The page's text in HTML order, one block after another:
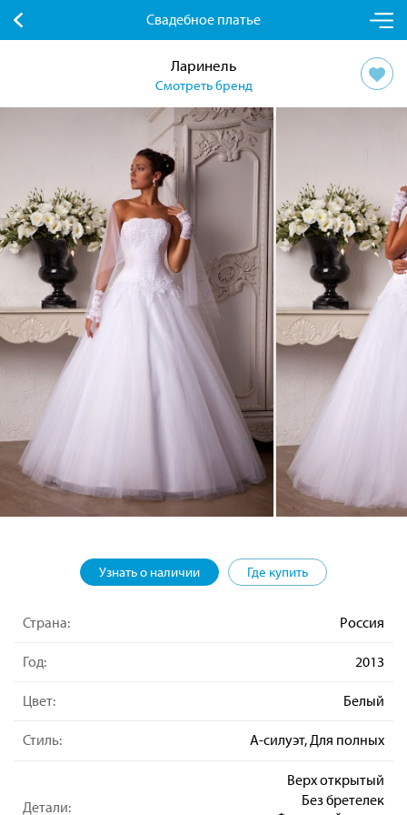
Свадебное платье
Ларинель
Смотреть бренд
Узнать о наличии Где купить
Страна: Россия
Год: 2013
Цвет: Белый
Стиль: А-силуэт, Для полных
Детали:
Верх открытый
Без бретелек